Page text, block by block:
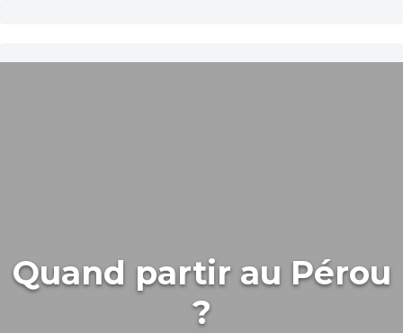
Quand partir au Pérou
?